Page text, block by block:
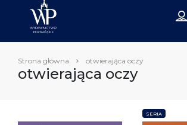
Strona główna otwierająca oczy
otwierająca oczy
SERIA